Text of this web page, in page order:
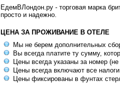
ЕдемВЛондон.ру - торговая марка
просто и надежно.
ЦЕНА ЗА ПРОЖИВАНИЕ В ОТЕЛЕ
Мы не берем дополнительных
Вы всегда платите ту сумму,
Цены всегда указаны за номер
Цены всегда включают все
Цены фиксированы в фунтах